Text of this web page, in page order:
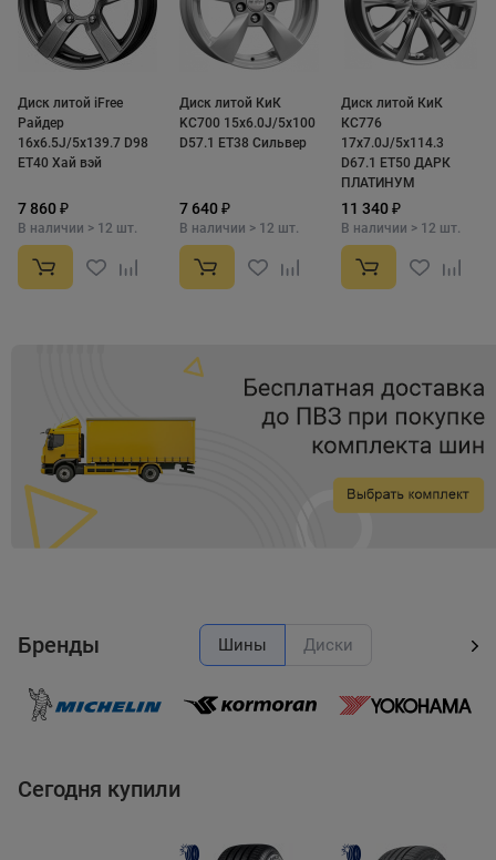
Диск литой iFree
Райдер
16x6.5J/5x139.7 D98
ET40 Хай вэй
7 860 ₽
В наличии > 12 шт.
Диск литой КиК
KC700 15x6.0J/5x100
D57.1 ET38 Сильвер
7 640 ₽
В наличии > 12 шт.
Диск литой КиК
КС776
17x7.0J/5x114.3
D67.1 ET50 ДАРК
ПЛАТИНУМ
11 340 ₽
В наличии > 12 шт.
Бренды Шины Диски
Сегодня купили